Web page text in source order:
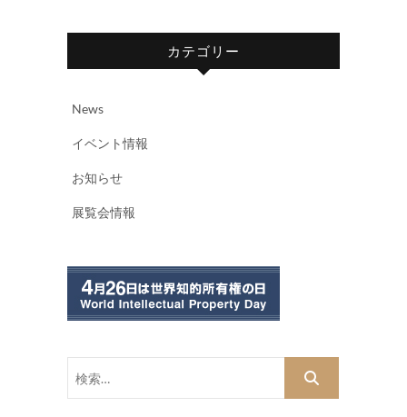
カテゴリー
News
イベント情報
お知らせ
展覧会情報